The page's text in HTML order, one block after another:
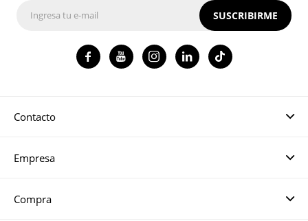
Contacto
Empresa
Compra
SUSCRIBIRME
   